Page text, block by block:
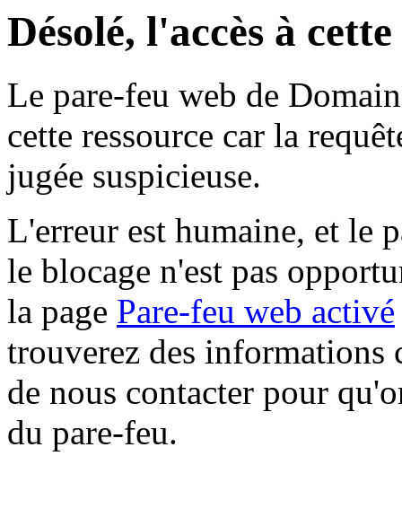
Désolé, l'accès à
Le pare-feu web de
cette ressource car la
jugée suspicieuse.
L'erreur est humaine, et le
le blocage n'est pas
la page Pare-feu web activé
trouverez des informations
de nous contacter pour
du pare-feu.